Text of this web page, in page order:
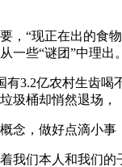
“现正在出的食
些“谜团”中理
亿农村生齿喝
圾桶却悄然退场，
，做好点滴小事
们本人和我们的